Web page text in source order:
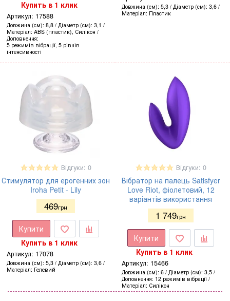
Купить в 1 клик
Артикул: 17588
Довжина (см) 8,8 Діаметр (см) 3,1
Матеріал ABS (пластик), Силікон
Доповнення
5 режимів вібрації, 5 рівнів
інтенсивності
Довжина (см) 5,3 Діаметр (см) 3,6
Матеріал Пластик
Відгуки: 0
Стимулятор для ерогенних зон
Iroha Petit - Lily
469грн
Купити
Купить в 1 клик
Артикул: 17078
Довжина (см) 5,3 Діаметр (см) 3,6
Матеріал Гелевий
Відгуки: 0
Вібратор на палець Satisfyer
Love Riot, фіолетовий, 12
варіантів використання
1 749грн
Купити
Купить в 1 клик
Артикул: 15466
Довжина (см) 6 Діаметр (см) 3,5
Доповнення 12 режимів вібрації
Матеріал Силікон